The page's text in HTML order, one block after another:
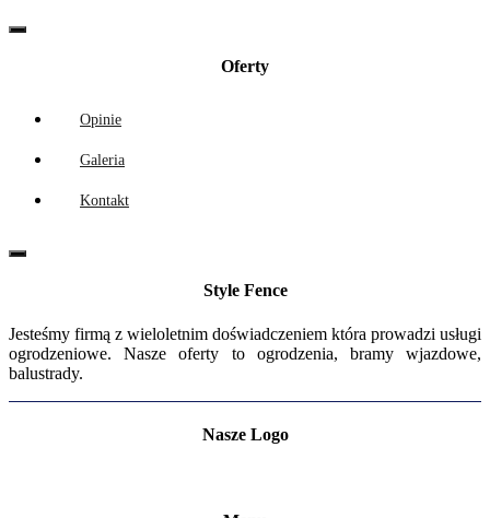
Oferty
Opinie
Galeria
Kontakt
Style Fence
Jesteśmy firmą z wieloletnim doświadczeniem która prowadzi usługi
ogrodzeniowe. Nasze oferty to ogrodzenia, bramy wjazdowe,
balustrady.
Nasze Logo